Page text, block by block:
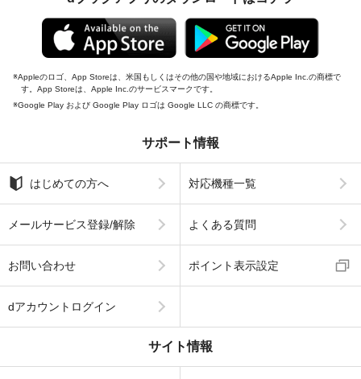
Appleのロゴ、App Storeは、米国もしくはその他の国や地域におけるApple Inc.の商標で
す。App Storeは、Apple Inc.のサービスマークです。
Google Play および Google Play ロゴは Google LLC の商標です。
サポート情報
はじめての方へ 対応機種一覧
メールサービス登録/解除 よくある質問
お問い合わせ ポイント表示設定
dアカウントログイン
サイト情報